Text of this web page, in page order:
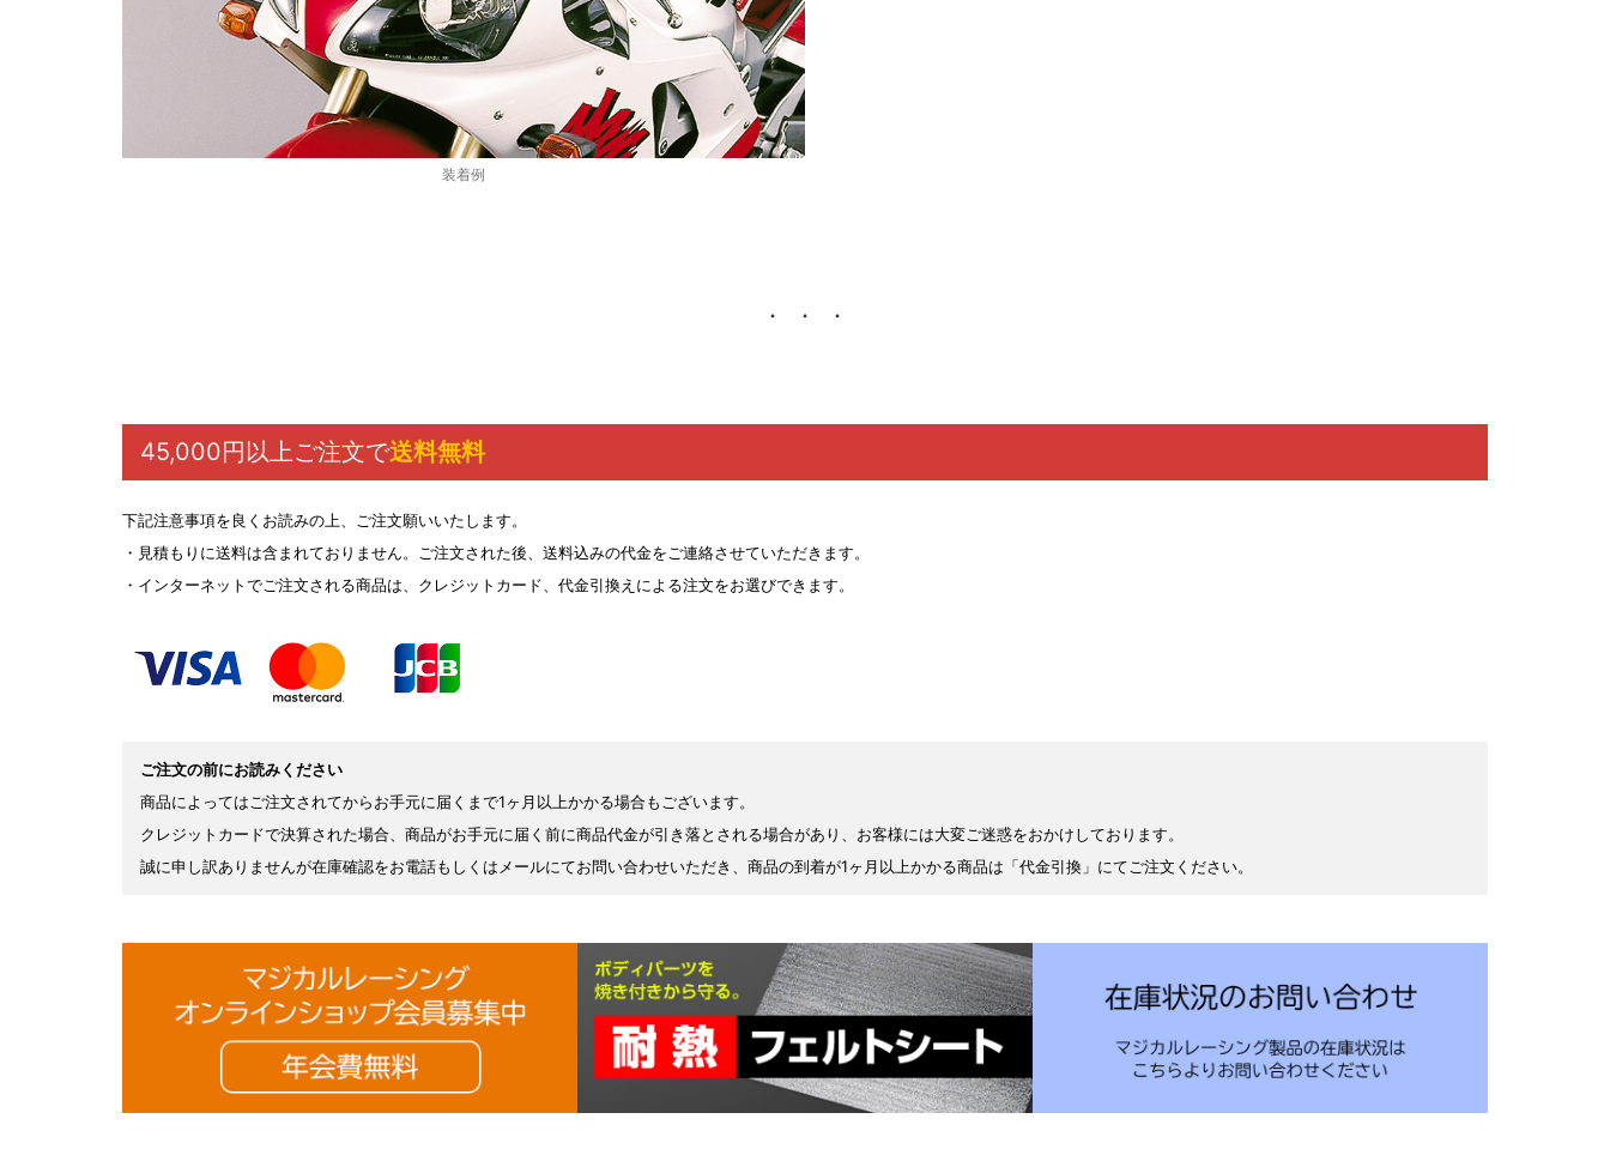
装着例
45,000円以上ご注文で送料無料
下記注意事項を良くお読みの上、ご注文願いいたします。
・見積もりに送料は含まれておりません。ご注文された後、送料込みの代金をご連絡させていただきます。
・インターネットでご注文される商品は、クレジットカード、代金引換えによる注文をお選びできます。
ご注文の前にお読みください
商品によってはご注文されてからお手元に届くまで1ヶ月以上かかる場合もございます。
クレジットカードで決算された場合、商品がお手元に届く前に商品代金が引き落とされる場合があり、お客様には大変ご迷惑をおかけしております。
誠に申し訳ありませんが在庫確認をお電話もしくはメールにてお問い合わせいただき、商品の到着が1ヶ月以上かかる商品は「代金引換」にてご注文ください。